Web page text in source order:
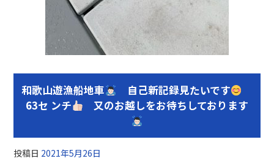
和歌山遊漁船地車
自己新記録見たいです
63セ ンチ
又のお越しをお待ちしております
投稿日 2021年5月26日